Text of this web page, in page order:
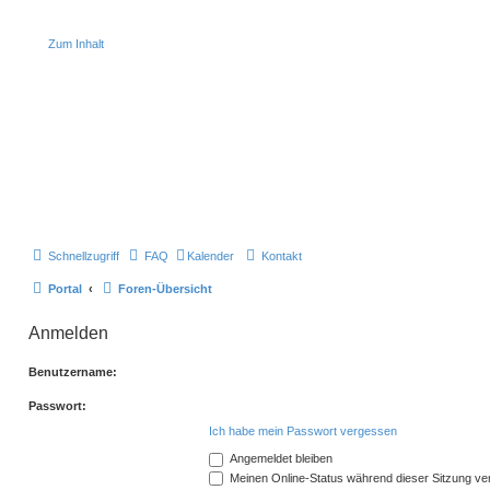
Zum Inhalt
Schnellzugriff FAQ Kalender Kontakt
Portal Foren-Übersicht
Anmelden
Benutzername:
Passwort:
Ich habe mein Passwort vergessen
Angemeldet bleiben
Meinen Online-Status während dieser Sitzung